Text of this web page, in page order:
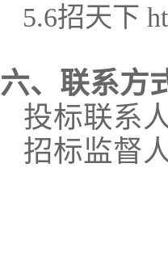
5.6招天下
六、联系方
投标联系人
招标监督人